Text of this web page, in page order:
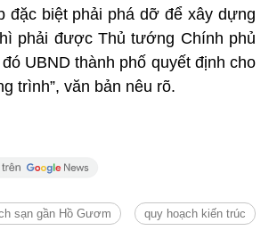
đặc biệt phải phá dỡ để xây dựng
phải được Thủ tướng Chính phủ
UBND thành phố quyết định cho
trình”, văn bản nêu rõ.
sạn gần Hồ Gươm quy hoạch kiến trúc